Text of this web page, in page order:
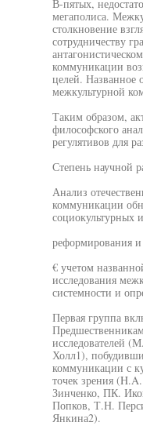
В-пятых,
мегаполиса.
столкновение
сотрудничеству
коммуникации
целей. Названное
межкультурной
Таким образом,
философского
регулятивов для
Степень научной
Анализ
коммуникации
социокультурных
реформирования
€ учетом
исследования
системности и
Первая группа
исследователей
Холл1),
коммуникации с
точек зрения
Зинченко, ПК.
Попков, Т.Н.
Янкина2).